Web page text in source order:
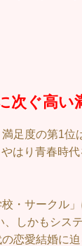
次ぐ高い
足度の第1位
はり青春時代
・サークル
しかもシス
恋愛結婚に